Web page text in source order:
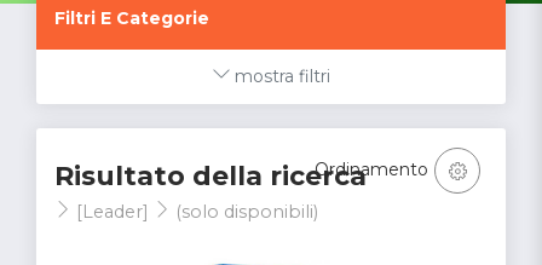
Filtri E Categorie
mostra filtri
Risultato della ricerca
[Leader] (solo disponibili)
Ordinamento